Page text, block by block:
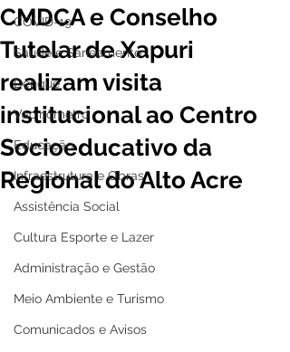
COVID-19
Saúde e Saneamento
Dengue
Vacinômetro
Educação
Infraestrutura e Obras
Assistência Social
Cultura Esporte e Lazer
Administração e Gestão
Meio Ambiente e Turismo
Comunicados e Avisos
CMDCA e Conselho
Tutelar de Xapuri
realizam visita
institucional ao Centro
Socioeducativo da
Regional do Alto Acre